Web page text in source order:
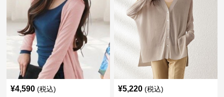
¥4,590 (税込) ¥5,220 (税込)